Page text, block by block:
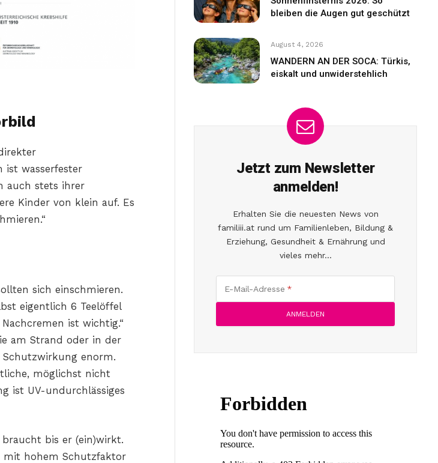
ist wasserfester
auch stets ihrer
Kinder von klein auf. Es
sich einschmieren.
eigentlich 6 Teelöffel
ist wichtig.“
am Strand oder in der
enorm.
möglichst nicht
ist UV-undurchlässiges
bis er (ein)wirkt.
mit hohem Schutzfaktor
bleiben die Augen gut geschützt
August 4, 2026
WANDERN AN DER SOCA: Türkis,
eiskalt und unwiderstehlich
Jetzt zum Newsletter
anmelden!
Erhalten Sie die neuesten News von
familiii.at rund um Familienleben, Bildung &
Erziehung, Gesundheit & Ernährung und
vieles mehr...
E-Mail-Adresse